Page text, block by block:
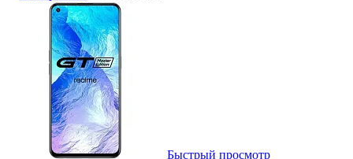
Быстрый просмотр